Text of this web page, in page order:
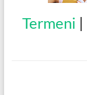
Termeni |